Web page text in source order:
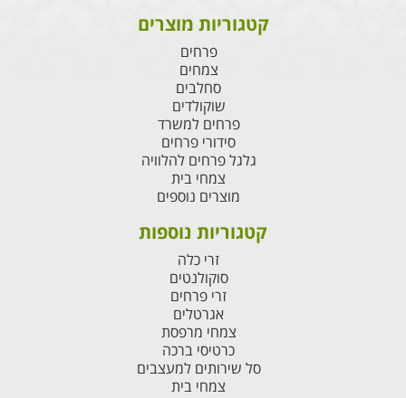
קטגוריות מוצרים
פרחים
צמחים
סחלבים
שוקולדים
פרחים למשרד
סידורי פרחים
גלגל פרחים להלוויה
צמחי בית
מוצרים נוספים
קטגוריות נוספות
זרי כלה
סוקולנטים
זרי פרחים
אגרטלים
צמחי מרפסת
כרטיסי ברכה
סל שירותים למעצבים
צמחי בית